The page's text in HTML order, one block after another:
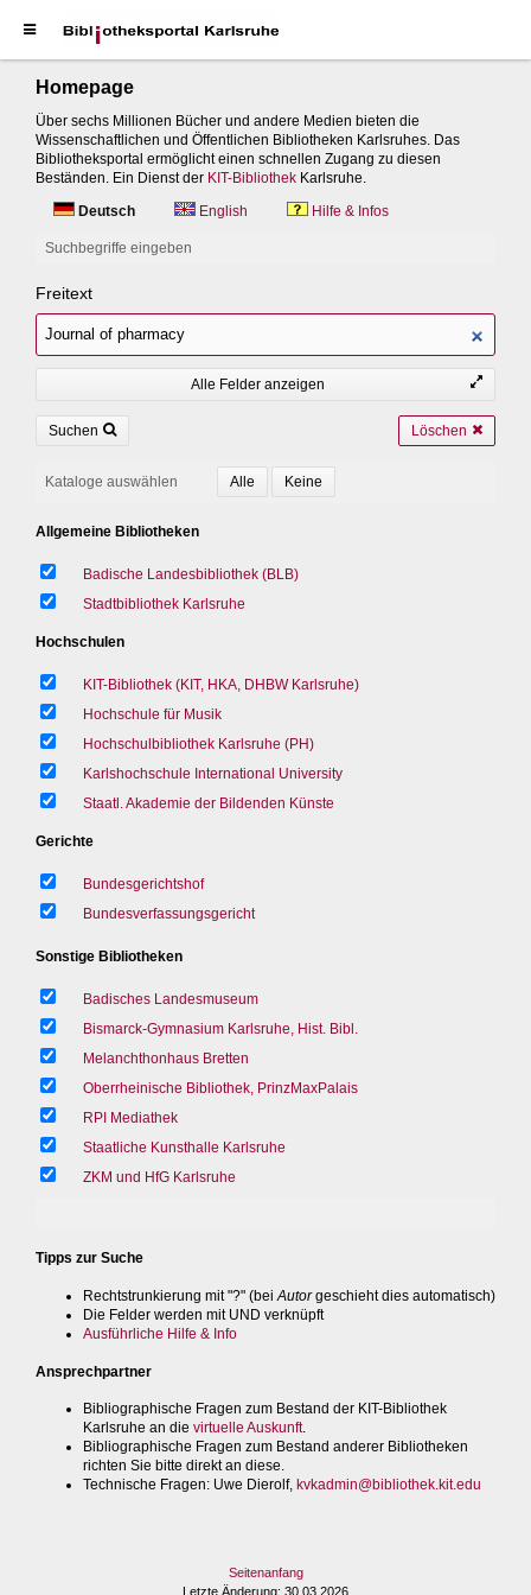
Homepage
Über sechs Millionen Bücher und andere Medien bieten die
Wissenschaftlichen und Öffentlichen Bibliotheken Karlsruhes. Das
Bibliotheksportal ermöglicht einen schnellen Zugang zu diesen
Beständen. Ein Dienst der KIT-Bibliothek Karlsruhe.
Deutsch
English Hilfe & Infos
Suchbegriffe eingeben
Freitext
Alle Felder anzeigen
Suchen Löschen
Kataloge auswählen
Allgemeine Bibliotheken
Badische Landesbibliothek (BLB)
Stadtbibliothek Karlsruhe
Hochschulen
KIT-Bibliothek (KIT, HKA, DHBW Karlsruhe)
Hochschule für Musik
Hochschulbibliothek Karlsruhe (PH)
Karlshochschule International University
Staatl. Akademie der Bildenden Künste
Gerichte
Bundesgerichtshof
Bundesverfassungsgericht
Sonstige Bibliotheken
Badisches Landesmuseum
Bismarck-Gymnasium Karlsruhe, Hist. Bibl.
Melanchthonhaus Bretten
Oberrheinische Bibliothek, PrinzMaxPalais
RPI Mediathek
Staatliche Kunsthalle Karlsruhe
ZKM und HfG Karlsruhe
Tipps zur Suche
Rechtstrunkierung mit "?" (bei Autorgeschieht dies automatisch)
Die Felder werden mit UND verknüpft
Ausführliche Hilfe & Info
Ansprechpartner
Bibliographische Fragen zum Bestand der KIT-Bibliothek
Karlsruhe an die virtuelle Auskunft.
Bibliographische Fragen zum Bestand anderer Bibliotheken
richten Sie bitte direkt an diese.
Technische Fragen: Uwe Dierolf, kvkadmin@bibliothek.kit.edu
Seitenanfang
Letzte Änderung: 30.03.2026